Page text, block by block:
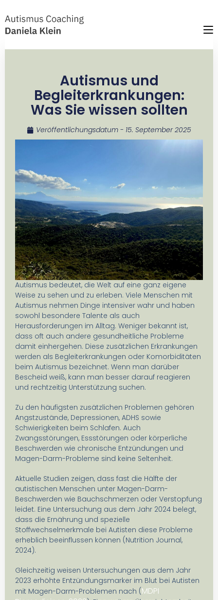
Autismus und
Begleiterkrankungen:
Was Sie wissen sollten
Veröffentlichungsdatum - 15. September 2025
Autismus bedeutet, die Welt auf eine ganz eigene
Weise zu sehen und zu erleben. Viele Menschen mit
Autismus nehmen Dinge intensiver wahr und haben
sowohl besondere Talente als auch
Herausforderungen im Alltag. Weniger bekannt ist,
dass oft auch andere gesundheitliche Probleme
damit einhergehen. Diese zusätzlichen Erkrankungen
werden als Begleiterkrankungen oder Komorbiditäten
beim Autismus bezeichnet. Wenn man darüber
Bescheid weiß, kann man besser darauf reagieren
und rechtzeitig Unterstützung suchen.
Zu den häufigsten zusätzlichen Problemen gehören
Angstzustände, Depressionen, ADHS sowie
Schwierigkeiten beim Schlafen. Auch
Zwangsstörungen, Essstörungen oder körperliche
Beschwerden wie chronische Entzündungen und
Magen-Darm-Probleme sind keine Seltenheit.
Aktuelle Studien zeigen, dass fast die Hälfte der
autistischen Menschen unter Magen-Darm-
Beschwerden wie Bauchschmerzen oder Verstopfung
leidet. Eine Untersuchung aus dem Jahr 2024 belegt,
dass die Ernährung und spezielle
Stoffwechselmerkmale bei Autisten diese Probleme
erheblich beeinflussen können (Nutrition Journal,
2024).
Gleichzeitig weisen Untersuchungen aus dem Jahr
2023 erhöhte Entzündungsmarker im Blut bei Autisten
mit Magen-Darm-Problemen nach (MDPI